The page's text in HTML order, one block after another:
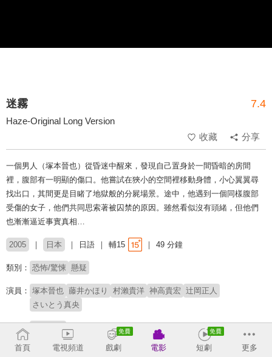
迷霧 7.4
Haze-Original Long Version
收藏
分享
一個男人（塚本晉也）從昏迷中醒來，發現自己置身於一間昏暗的房間
裡，腹部有一明顯的傷口。他嘗試在狹小的空間裡移動身體，小心翼翼尋
找出口，其間更是目睹了地獄般的分屍場景。途中，他遇到一個同樣腹部
受傷的女子，他們共同思索著被囚禁的原因。雖然看似沒有頭緒，但他們
也漸漸逼近事實真相…
2005 日本 日語 輔15 49 分鐘
類別： 恐怖/驚悚 懸疑
演員： 塚本晉也 藤井かほり 村瀨貴洋 神高貴宏 辻岡正人
さいとう真央
導演： 塚本晉也
首頁 電視頻道 戲劇 電影 短劇 更多